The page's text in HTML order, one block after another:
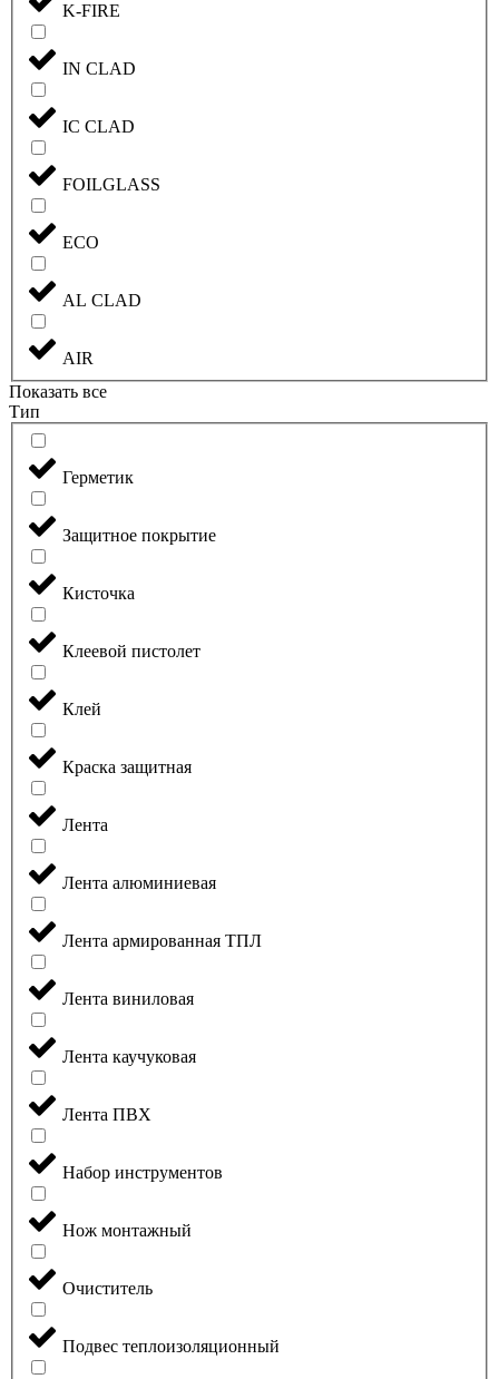
K-FIRE
IN CLAD
IC CLAD
FOILGLASS
ECO
AL CLAD
AIR
Показать все
Тип
Герметик
Защитное покрытие
Кисточка
Клеевой пистолет
Клей
Краска защитная
Лента
Лента алюминиевая
Лента армированная ТПЛ
Лента виниловая
Лента каучуковая
Лента ПВХ
Набор инструментов
Нож монтажный
Очиститель
Подвес теплоизоляционный